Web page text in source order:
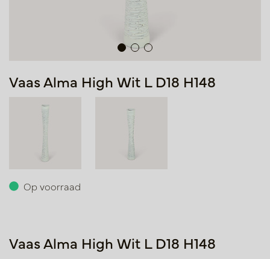
Vaas Alma High Wit L D18 H148
Op voorraad
Vaas Alma High Wit L D18 H148